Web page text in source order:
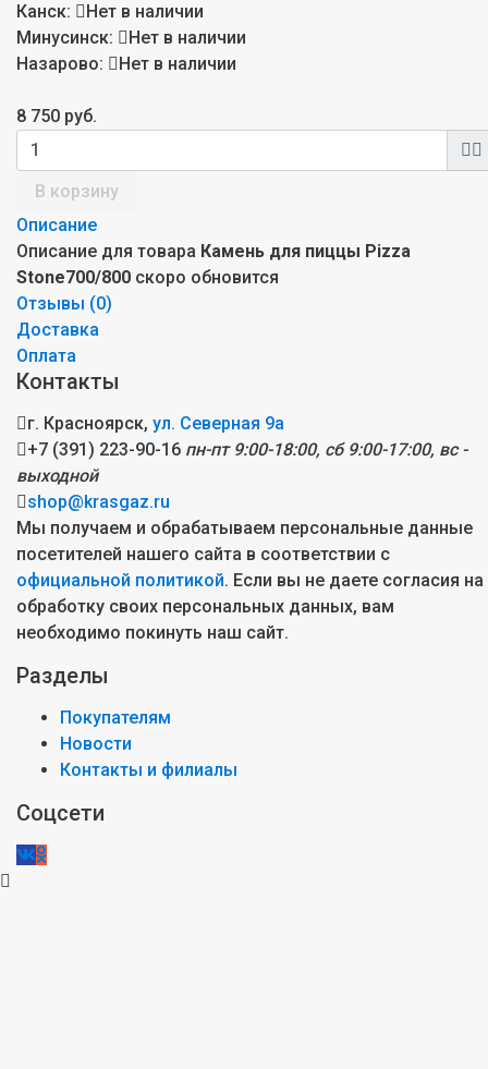
Канск:
Нет в наличии
Минусинск:
Нет в наличии
Назарово:
Нет в наличии
8 750 руб.
В корзину
Описание
Описание для товара Камень для пиццы Pizza
Stone700/800 скоро обновится
Отзывы (0)
Доставка
Оплата
Контакты
г. Красноярск, ул. Северная 9а
+7 (391) 223-90-16 пн-пт 9:00-18:00, сб 9:00-17:00, вс -
выходной
shop@krasgaz.ru
Мы получаем и обрабатываем персональные данные
посетителей нашего сайта в соответствии с
официальной политикой. Если вы не даете согласия на
обработку своих персональных данных, вам
необходимо покинуть наш сайт.
Разделы
Покупателям
Новости
Контакты и филиалы
Соцсети